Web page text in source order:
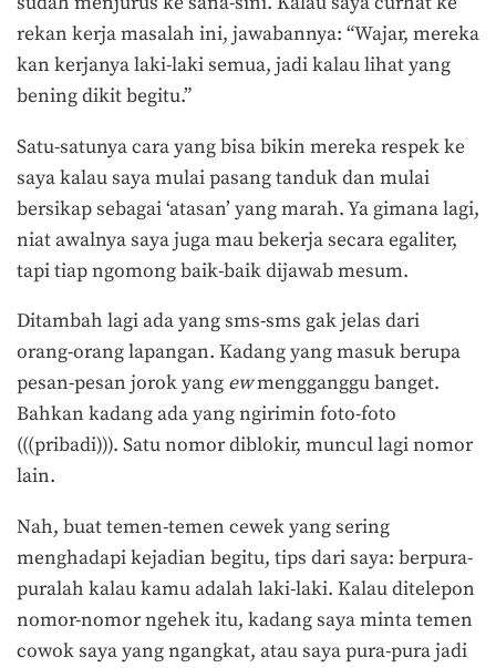
rekan kerja masalah ini, jawabannya: “Wajar, mereka
kan kerjanya laki-laki semua, jadi kalau lihat yang
bening dikit begitu.”
Satu-satunya cara yang bisa bikin mereka respek ke
saya kalau saya mulai pasang tanduk dan mulai
bersikap sebagai ‘atasan’ yang marah. Ya gimana lagi,
niat awalnya saya juga mau bekerja secara egaliter,
tapi tiap ngomong baik-baik dijawab mesum.
Ditambah lagi ada yang sms-sms gak jelas dari
orang-orang lapangan. Kadang yang masuk berupa
pesan-pesan jorok yang ewmengganggu banget.
Bahkan kadang ada yang ngirimin foto-foto
(((pribadi))). Satu nomor diblokir, muncul lagi nomor
lain.
Nah, buat temen-temen cewek yang sering
menghadapi kejadian begitu, tips dari saya: berpura-
puralah kalau kamu adalah laki-laki. Kalau ditelepon
nomor-nomor ngehek itu, kadang saya minta temen
cowok saya yang ngangkat, atau saya pura-pura jadi